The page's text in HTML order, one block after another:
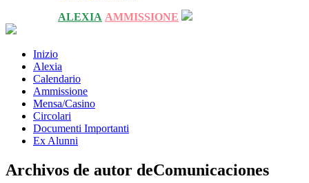
ALEXIA AMMISSIONE
Inizio
Alexia
Calendario
Ammissione
Mensa/Casino
Circolari
Documenti Importanti
Ex Alunni
Archivos de autor deComunicaciones